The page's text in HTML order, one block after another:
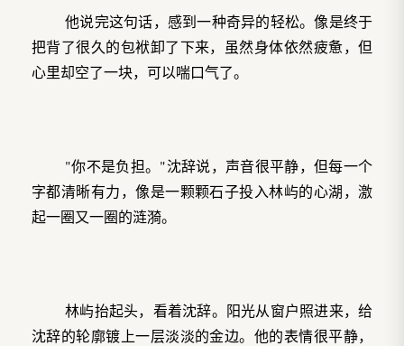
他说完这句话，感到一种奇异的轻松。像是终于
把背了很久的包袱卸了下来，虽然身体依然疲惫，但
心里却空了一块，可以喘口气了。
"你不是负担。"沈辞说，声音很平静，但每一个
字都清晰有力，像是一颗颗石子投入林屿的心湖，激
起一圈又一圈的涟漪。
林屿抬起头，看着沈辞。阳光从窗户照进来，给
沈辞的轮廓镀上一层淡淡的金边。他的表情很平静，